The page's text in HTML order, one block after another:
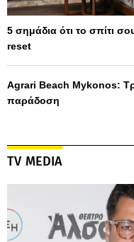
5 σημάδια ότι το σπίτι
reset
Agrari Beach Mykonos:
παράδοση
TV MEDIA